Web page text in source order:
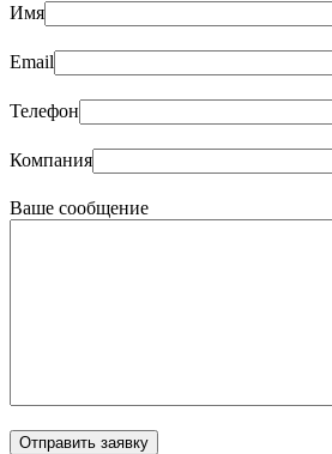
Имя
Email
Телефон
Компания
Ваше сообщение